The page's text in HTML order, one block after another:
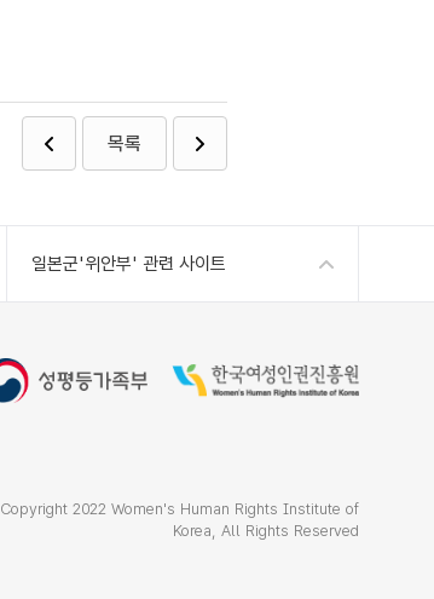
목록
일본군'위안부' 관련 사이트
Copyright 2022 Women's Human Rights Institute of
Korea, All Rights Reserved